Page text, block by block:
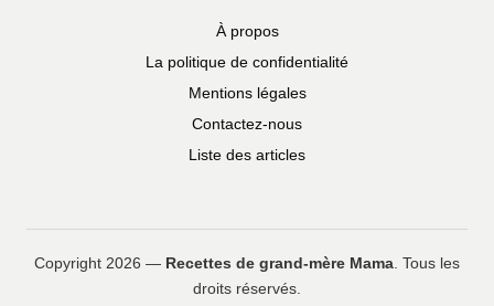
À propos
La politique de confidentialité
Mentions légales
Contactez-nous
Liste des articles
Copyright 2026 — Recettes de grand-mère Mama. Tous les
droits réservés.